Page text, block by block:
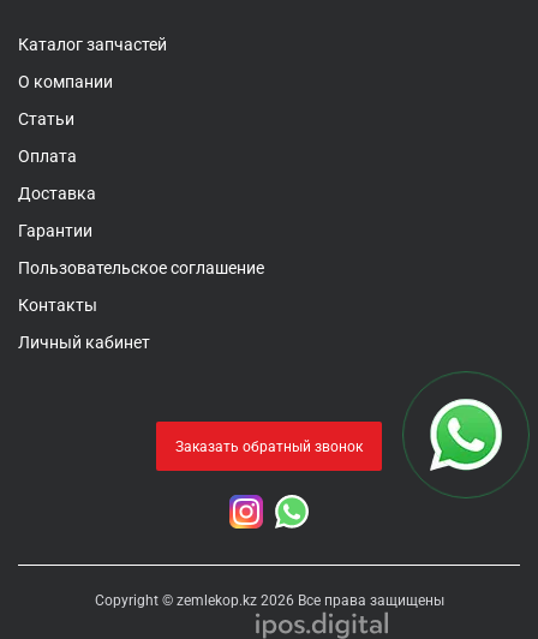
Каталог запчастей
О компании
Статьи
Оплата
Доставка
Гарантии
Пользовательское соглашение
Контакты
Личный кабинет
Заказать обратный звонок
Copyright © zemlekop.kz 2026 Все права защищены